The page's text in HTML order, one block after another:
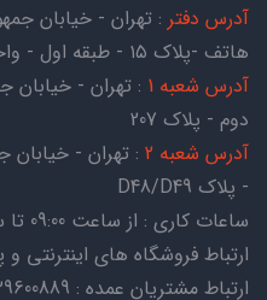
آدرس دفتر : تهران - خیابان
هاتف -پلاک ۱۵ - طبقه اول - واحد ۱
آدرس شعبه 1
: تهران - خیابان
دوم - پلاک 207
آدرس شعبه 2
: تهران -
- پلاک D48/D49
ساعات کاری : از ساعت 09:00 تا ساعت 18:00
ارتباط فروشگاه های اینترنتی و
ارتباط مشتریان عمده : 09029600889